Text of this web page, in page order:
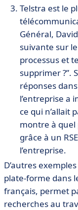
Telstra est le
Général,
suivante sur
processus et
supprimer ?”.
réponses
l’entreprise a
ce qui n’allait
montre à quel
grâce à un
l’entreprise.
D’autres
plate-forme dans
français, permet
recherches au